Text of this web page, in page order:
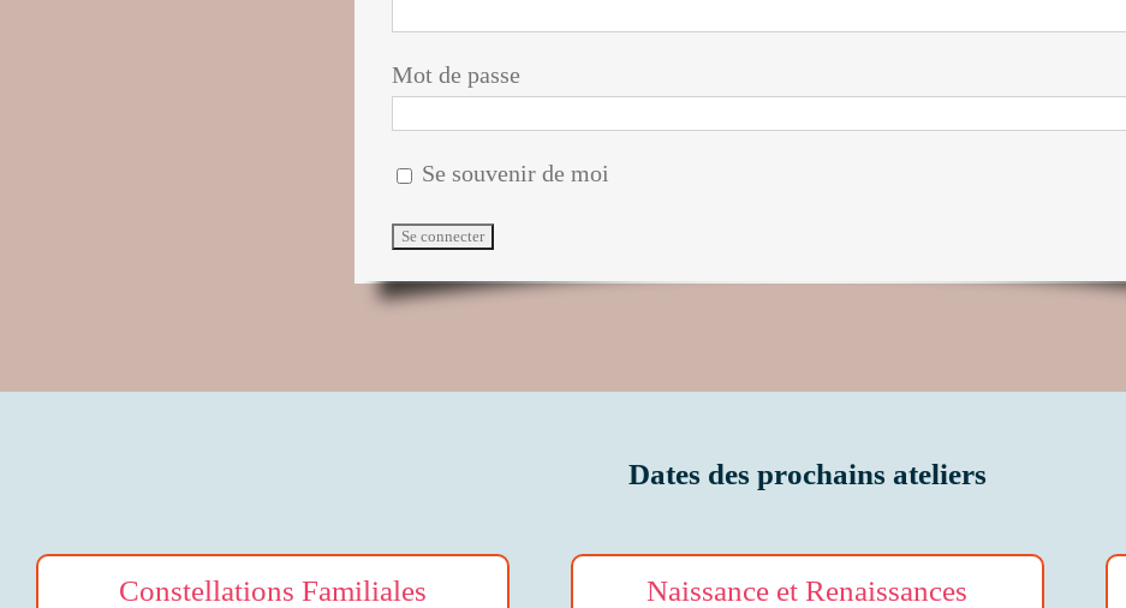
Mot de passe
Se souvenir de moi
Dates des prochains ateliers
Constellations Familiales Naissance et Renaissances